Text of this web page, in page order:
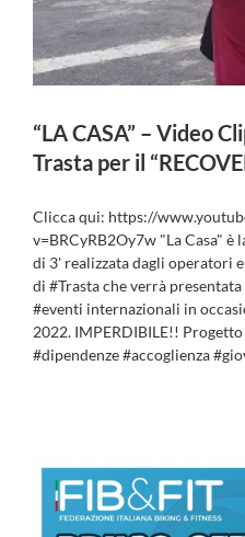
“LA CASA” – Video
Trasta per il
Clicca qui: https://
v=BRCyRB2Oy7w "La Casa" è
di 3' realizzata dagli operatori
di #Trasta che verrà
#eventi internazionali in
2022. IMPERDIBILE!!
#dipendenze #accoglienza